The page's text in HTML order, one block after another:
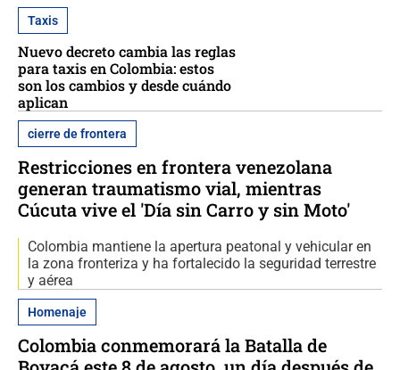
Taxis
Nuevo decreto cambia las reglas
para taxis en Colombia: estos
son los cambios y desde cuándo
aplican
cierre de frontera
Restricciones en frontera venezolana
generan traumatismo vial, mientras
Cúcuta vive el 'Día sin Carro y sin Moto'
Colombia mantiene la apertura peatonal y vehicular en
la zona fronteriza y ha fortalecido la seguridad terrestre
y aérea
Homenaje
Colombia conmemorará la Batalla de